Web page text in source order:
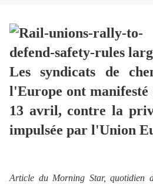
Les syndicats de
l'Europe ont
13 avril, contre la
impulsée par l'Union
Article du Morning Star, quotidien